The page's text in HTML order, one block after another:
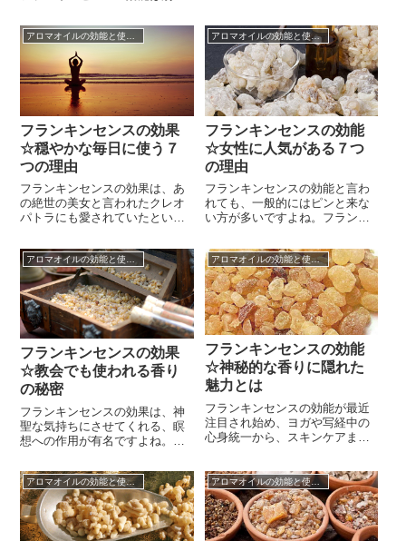
ものばかりですから、肌のトラ
ブルに悩まされている人や肌年
齢が気がかりな人はその効果を
詳しく知っておきたいですよ
ね。フランキンセンスは乾燥地
帯に生息するカンラン科の樹木
で、その樹皮から分泌される乳
白色の樹脂は空...
いませんが、年々世界ではその
効果の科学的解明のため研究が
進んでいます。中でも、フラン
キンセンスには測り知れないパ
ワーがあることが分かってきて
いるのです。...
フランキンセンスの効果
☆穏やかな毎日に使う７
つの理由
フランキンセンスの効果は、あ
の絶世の美女と言われたクレオ
パトラにも愛されていたという
容の効果もあるなら、女性には
嬉しいですよね。また、刺激の
少ないアロマオイルなので、た
くさんの人が使うことができる
のも嬉しいポイント。フランキ
ンセンスの効果は、黄金と同等
の価値があった、とされるくら
い古くから愛...
アロマオイルの効能と使い方
フランキンセンスの効能
☆女性に人気がある７つ
の理由
フランキンセンスの効能と言わ
れても、一般的にはピンと来な
い方が多いですよね。フランキ
用いられる精油の中でも、あま
り知名度が高くないものかもし
れません。でも実は、古代エジ
プトや古代バビロニアなどでも
「乳香」と呼ばれ、珍重されて
きた非常に古い歴史を持つ精油
の一つで、キリスト教の聖書に
もイエスへの...
フランキンセンスの効果
☆教会でも使われる香り
の秘密
フランキンセンスの効果は、神
聖な気持ちにさせてくれる、瞑
想への作用が有名ですよね。そ
リスト教の神聖な場所、教会を
思い出す方々も少なくありませ
ん。特に海外の方に多く、日本
人で言うところの「お線香の香
り」を嗅いで、お寺を思い出す
アロマオイルの効能と使い方
フランキンセンスの効能
☆神秘的な香りに隠れた
魅力とは
フランキンセンスの効能が最近
注目され始め、ヨガや写経中の
心身統一から、スキンケアまで
フランキンセンスの効能、使い
こなしたいですよね。オリバナ
ムとも呼ばれるこの香りは、ロ
ーズマリーやレモンバームとい
アロマオイルの効能と使い方 アロマオイルの効能と使い方